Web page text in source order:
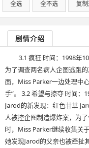
全选 全不选 复
剧情介绍
3.1 疯狂 时间：1998年
为了调查两名病人企图逃跑
面，Miss Parker一边处理中
手”。 3.2 希望与掠夺 时间：
Jarod的新发现：红色甘草
人被控企图制造爆炸案，为
时，Miss Parker继续收集关
她发现Jarod的父亲也被牵扯